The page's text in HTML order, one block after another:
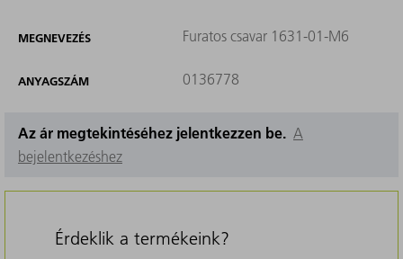
MEGNEVEZÉS Furatos csavar 1631-01-M6
ANYAGSZÁM 0136778
Az ár megtekintéséhez jelentkezzen be. A
bejelentkezéshez
Érdeklik a termékeink?